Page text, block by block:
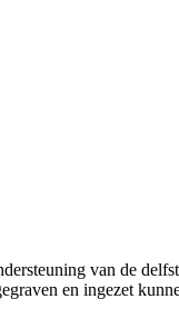
van de
en ingezet